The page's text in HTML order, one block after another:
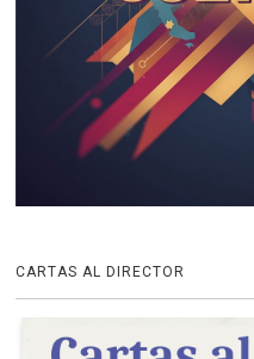
CARTAS AL DIRECTOR